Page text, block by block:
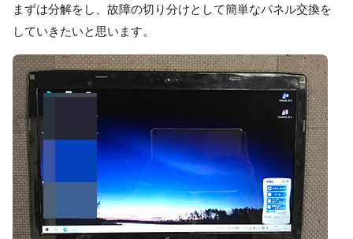
まずは分解をし、故障の切り分けとして簡単なパネル交換を
していきたいと思います。